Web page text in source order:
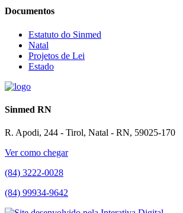
Documentos
Estatuto do Sinmed
Natal
Projetos de Lei
Estado
Sinmed RN
R. Apodi, 244 - Tirol, Natal - RN, 59025-170
Ver como chegar
(84) 3222-0028
(84) 99934-9642